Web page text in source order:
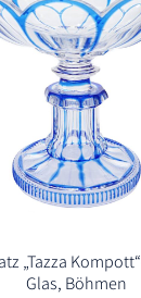
„Tazza
Glas, Böhmen